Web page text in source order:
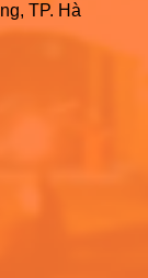
TP. Hà